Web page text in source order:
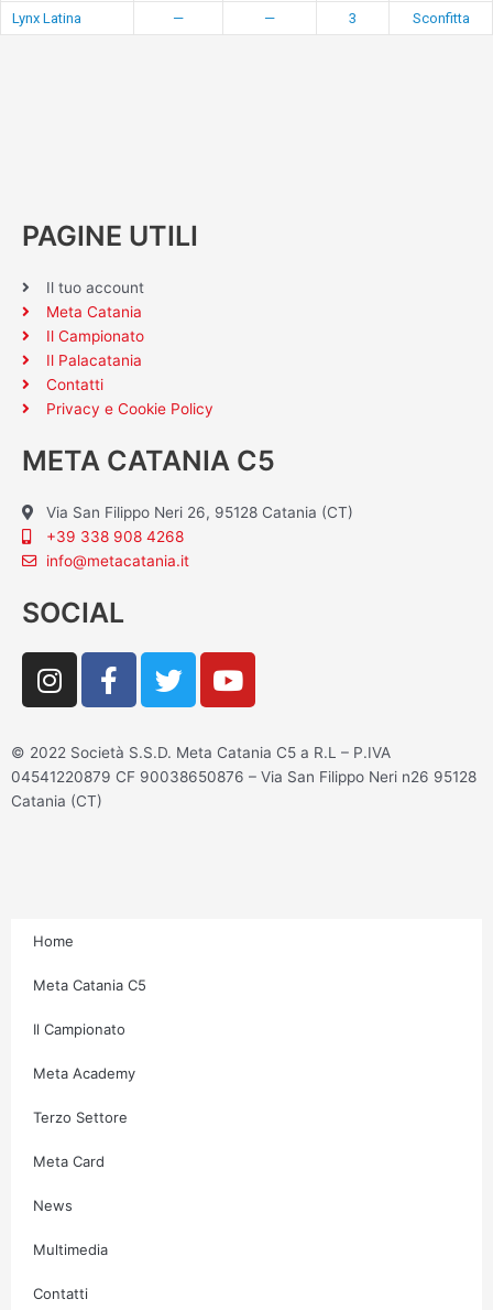
Lynx Latina
— — 3 Sconfitta
PAGINE UTILI
Il tuo account
Meta Catania
Il Campionato
Il Palacatania
Contatti
Privacy e Cookie Policy
META CATANIA C5
Via San Filippo Neri 26, 95128 Catania (CT)
+39 338 908 4268
info@metacatania.it
SOCIAL
I
n
t
a
g
F
a
e
b
T
w
t
t
Y
o
t
u
© 2022 Società S.S.D. Meta Catania C5 a R.L – P.IVA
04541220879 CF 90038650876 – Via San Filippo Neri n26 95128
Catania (CT)
Home
Meta Catania C5
Il Campionato
Meta Academy
Terzo Settore
Meta Card
News
Multimedia
Contatti